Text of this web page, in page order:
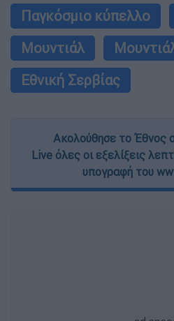
Παγκόσμιο κύπελλο
Μουντιάλ
Εθνική Σερβίας
Ακολούθησε το Έθνος
Live όλες οι εξελίξεις
υπογραφή του